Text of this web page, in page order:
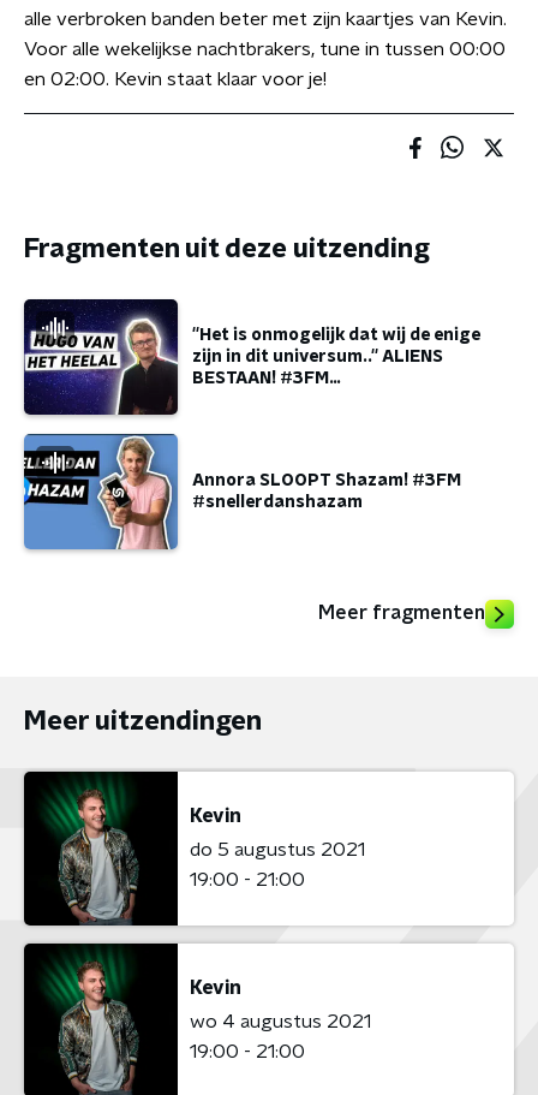
alle verbroken banden beter met zijn kaartjes van Kevin.
Voor alle wekelijkse nachtbrakers, tune in tussen 00:00
en 02:00. Kevin staat klaar voor je!
Fragmenten uit deze uitzending
''Het is onmogelijk dat wij de enige
zijn in dit universum..'' ALIENS
BESTAAN! #3FM
Annora SLOOPT Shazam! #3FM
#snellerdanshazam
Meer fragmenten
Meer uitzendingen
Kevin
do 5 augustus 2021
19:00 - 21:00
Kevin
wo 4 augustus 2021
19:00 - 21:00